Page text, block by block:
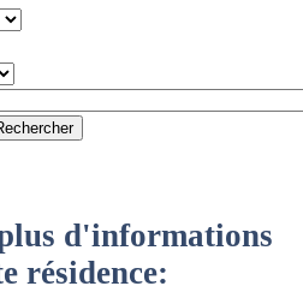
d'informations
résidence: